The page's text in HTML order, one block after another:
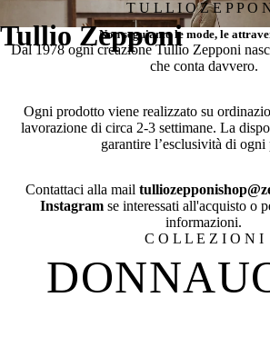
Tullio Zepponi
T U L L I O Z E P P O
Non seguiamo le mode, le
Dal 1978 ogni creazione Tullio Zepponi
che conta davvero.
Ogni prodotto viene realizzato su
lavorazione di circa 2-3 settimane. La
garantire l’esclusività di ogni
Contattaci alla mail
Instagram se interessati all'acquisto o
informazioni.
C O L L E Z I O N I
DONNA